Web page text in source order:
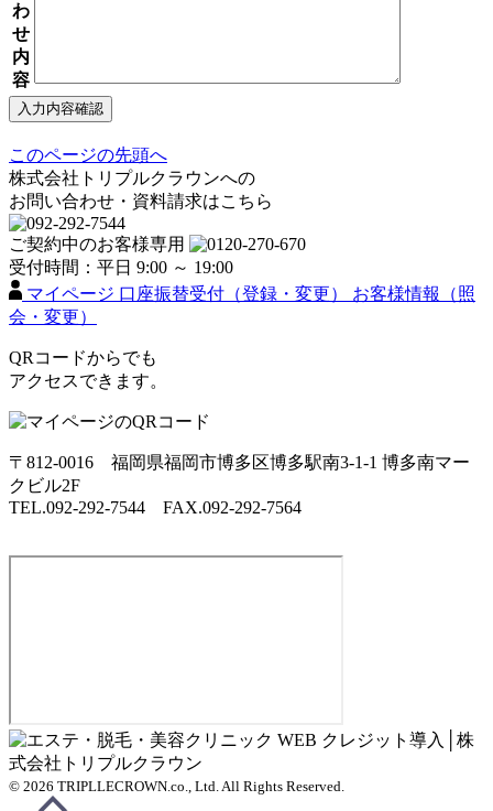
わ
せ
内
容
このページの先頭へ
株式会社トリプルクラウンへの
お問い合わせ・資料請求はこちら
ご契約中のお客様専用
受付時間：平日 9:00 ～ 19:00
マイページ 口座振替受付（登録・変更）
お客様情報（照
会・変更）
QRコードからでも
アクセスできます。
〒812-0016 福岡県福岡市博多区博多駅南3-1-1 博多南マー
クビル2F
TEL.092-292-7544 FAX.092-292-7564
© 2026 TRIPLLECROWN.co., Ltd. All Rights Reserved.